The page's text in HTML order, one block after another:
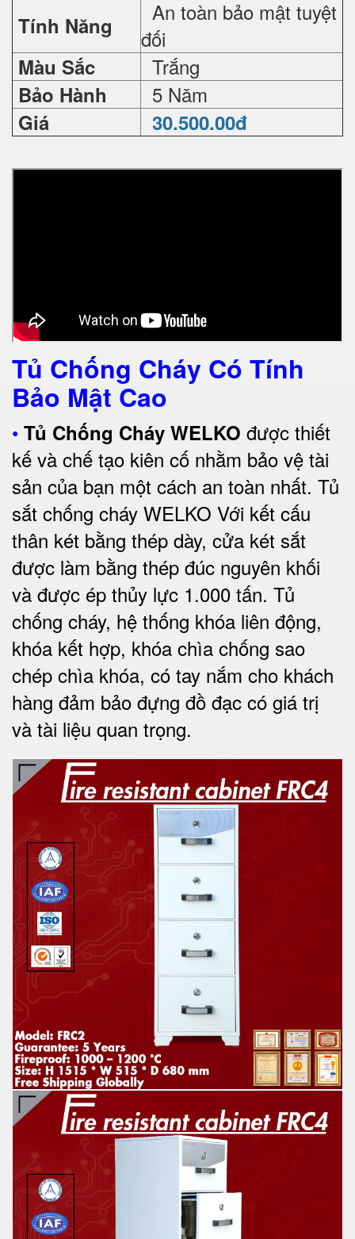
Tính Năng
An toàn bảo mật tuyệt
đối
Màu Sắc Trắng
Bảo Hành 5 Năm
Giá 30.500.00đ
Tủ Chống Cháy Có Tính
Bảo Mật Cao
• Tủ Chống Cháy WELKO được thiết
kế và chế tạo kiên cố nhằm bảo vệ tài
sản của bạn một cách an toàn nhất. Tủ
sắt chống cháy WELKO Với kết cấu
thân két bằng thép dày, cửa két sắt
được làm bằng thép đúc nguyên khối
và được ép thủy lực 1.000 tấn. Tủ
chống cháy, hệ thống khóa liên động,
khóa kết hợp, khóa chìa chống sao
chép chìa khóa, có tay nắm cho khách
hàng đảm bảo đựng đồ đạc có giá trị
và tài liệu quan trọng.